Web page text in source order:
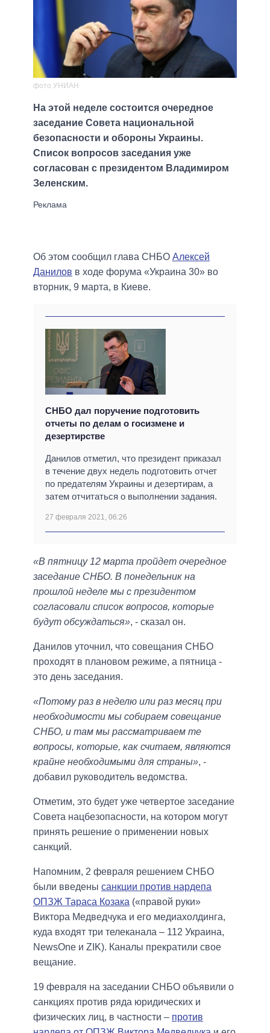
фото УНИАН
На этой неделе состоится очередное
заседание Совета национальной
безопасности и обороны Украины.
Список вопросов заседания уже
согласован с президентом Владимиром
Зеленским.
Об этом сообщил глава СНБО Алексей
Данилов в ходе форума «Украина 30» во
вторник, 9 марта, в Киеве.
СНБО дал поручение подготовить
отчеты по делам о госизмене и
дезертирстве
Данилов отметил, что президент приказал
в течение двух недель подготовить отчет
по предателям Украины и дезертирам, а
затем отчитаться о выполнении задания.
27 февраля 2021, 06:26
«В пятницу 12 марта пройдет очередное
заседание СНБО. В понедельник на
прошлой неделе мы с президентом
согласовали список вопросов, которые
будут обсуждаться», - сказал он.
Данилов уточнил, что совещания СНБО
проходят в плановом режиме, а пятница -
это день заседания.
«Потому раз в неделю или раз месяц при
необходимости мы собираем совещание
СНБО, и там мы рассматриваем те
вопросы, которые, как считаем, являются
крайне необходимыми для страны», -
добавил руководитель ведомства.
Отметим, это будет уже четвертое заседание
Совета нацбезопасности, на котором могут
принять решение о применении новых
санкций.
Напомним, 2 февраля решением СНБО
были введены санкции против нардепа
ОПЗЖ Тараса Козака («правой руки»
Виктора Медведчука и его медиахолдинга,
куда входят три телеканала – 112 Украина,
NewsOne и ZIK). Каналы прекратили свое
вещание.
19 февраля на заседании СНБО объявили о
санкциях против ряда юридических и
физических лиц, в частности – против